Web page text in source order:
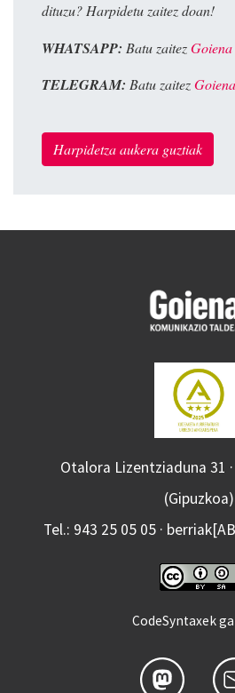
dituzu? Harpidetu zaitez doan!
WHATSAPP: Batu zaitezGoiena
TELEGRAM: Batu zaitez
Harpidetza aukera guztiak
Otalora Lizentziaduna 31
(Gipuzkoa)
Tel.: 943 25 05 05 ·
CodeSyntaxek